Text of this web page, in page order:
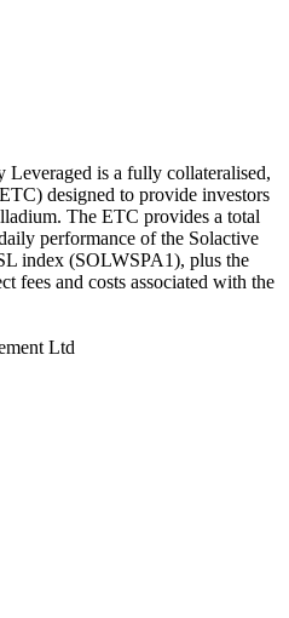
is a fully collateralised,
designed to provide investors
The ETC provides a total
performance of the Solactive
index (SOLWSPA1), plus the
fees and costs associated with the
Ltd